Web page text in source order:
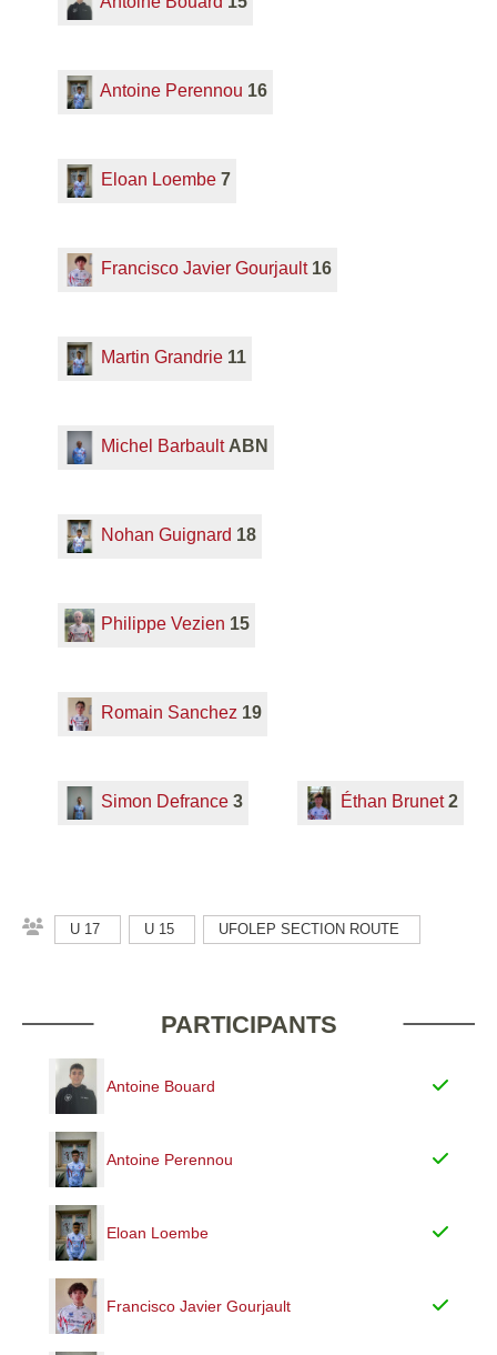
Antoine Perennou 16
Eloan Loembe 7
Francisco Javier Gourjault 16
Martin Grandrie 11
Michel Barbault ABN
Nohan Guignard 18
Philippe Vezien 15
Romain Sanchez 19
Simon Defrance 3 Éthan Brunet 2
U 17 U 15 UFOLEP SECTION ROUTE
PARTICIPANTS
Antoine Bouard
Antoine Perennou
Eloan Loembe
Francisco Javier Gourjault